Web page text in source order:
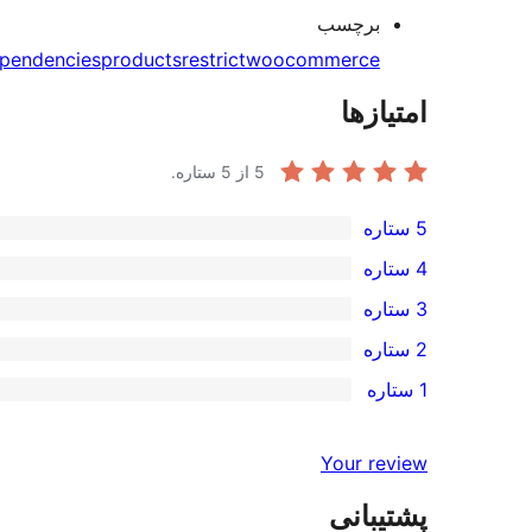
برچسب
productsrestrictwoocommerce
امتیازها
5 از 5 ستاره.
امتیاز
16
ستاره
5 ستاره
امتیاز
0
ستاره
4 ستاره
امتیاز
0
3-
3 ستاره
امتیاز
0
ستاره
2 ستاره
امتیاز
1-
ستاره
1 ستاره
Your review
پشتیبانی